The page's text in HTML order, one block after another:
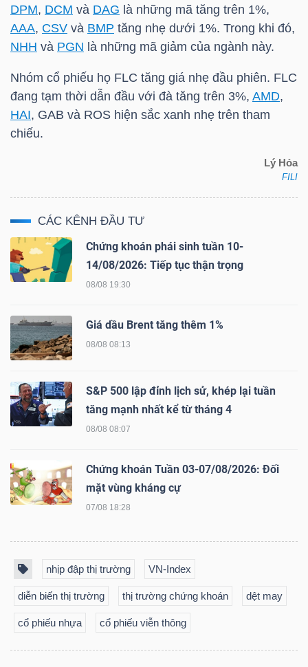
DPM, DCM và DAG là những mã tăng trên 1%,
AAA, CSV và BMP tăng nhẹ dưới 1%. Trong khi đó,
NHH và PGN là những mã giảm của ngành này.
Nhóm cổ phiếu họ FLC tăng giá nhẹ đầu phiên. FLC
đang tạm thời dẫn đầu với đà tăng trên 3%, AMD,
HAI, GAB và ROS hiện sắc xanh nhẹ trên tham
chiếu.
Lý Hỏa
FILI
CÁC KÊNH ĐẦU TƯ
Chứng khoán phái sinh tuần 10-
14/08/2026: Tiếp tục thận trọng
08/08 19:30
Giá dầu Brent tăng thêm 1%
08/08 08:13
S&P 500 lập đỉnh lịch sử, khép lại tuần
tăng mạnh nhất kể từ tháng 4
08/08 08:07
Chứng khoán Tuần 03-07/08/2026: Đối
mặt vùng kháng cự
07/08 18:28
nhịp đập thị trường VN-Index
diễn biến thị trường thị trường chứng khoán dệt may
cổ phiếu nhựa cổ phiếu viễn thông
tức
(-)
Bài
viết
của
tác
Báo
cáo
phân
tích
Thuật
ngữ
Dịch
Sách